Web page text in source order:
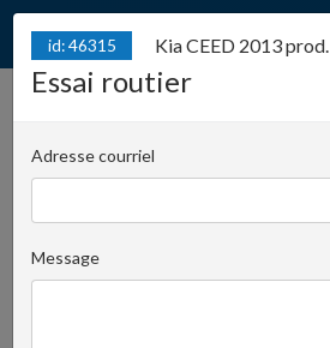
de clé:
Filip Żabicki
id: 46315 Kia CEED 2013 prod.
Essai routier
Adresse courriel
Message